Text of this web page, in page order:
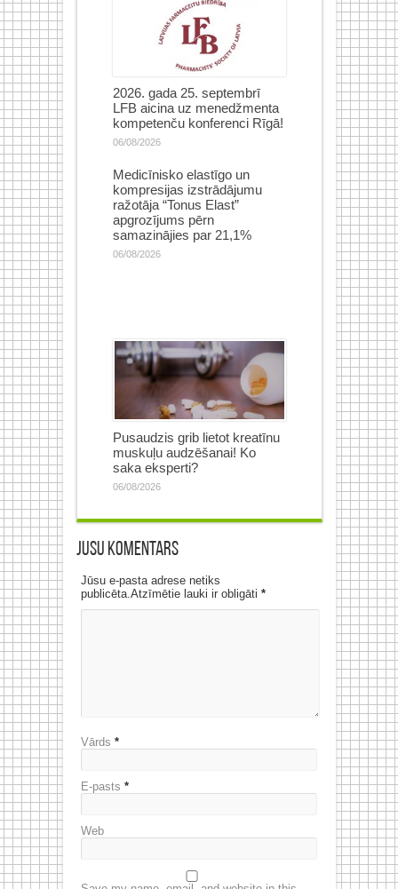
2026. gada 25. septembrī
LFB aicina uz menedžmenta
kompetenču konferenci Rīgā!
06/08/2026
Medicīnisko elastīgo un
kompresijas izstrādājumu
ražotāja “Tonus Elast”
apgrozījums pērn
samazinājies par 21,1%
06/08/2026
Pusaudzis grib lietot kreatīnu
muskuļu audzēšanai! Ko
saka eksperti?
06/08/2026
Jūsu komentārs
Jūsu e-pasta adrese netiks
publicēta.Atzīmētie lauki ir obligāti *
Vārds *
E-pasts *
Web